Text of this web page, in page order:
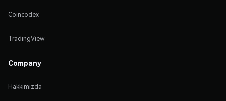
Coincodex
TradingView
Company
Hakkımızda